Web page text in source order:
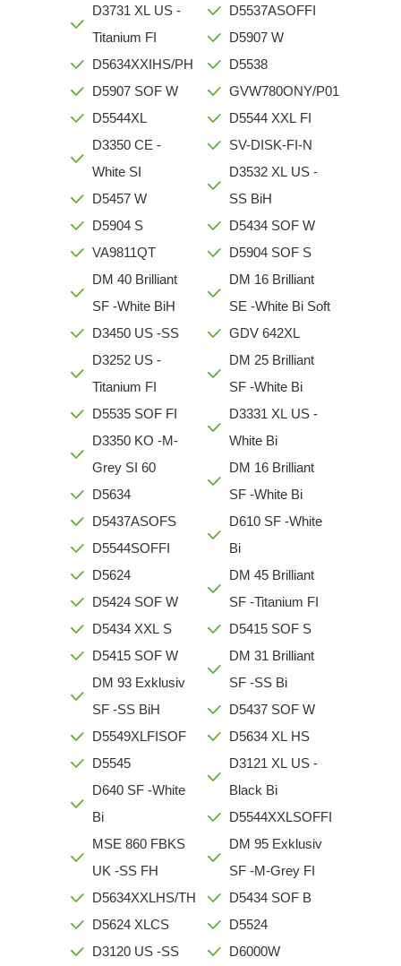
D3731 XL US -
Titanium FI
D5634XXIHS/PH
D5907 SOF W
D5544XL
D3350 CE -
White SI
D5457 W
D5904 S
VA9811QT
DM 40 Brilliant
SF -White BiH
D3450 US -SS
D3252 US -
Titanium FI
D5535 SOF FI
D3350 KO -M-
Grey SI 60
D5634
D5437ASOFS
D5544SOFFI
D5624
D5424 SOF W
D5434 XXL S
D5415 SOF W
DM 93 Exklusiv
SF -SS BiH
D5549XLFISOF
D5545
D640 SF -White
Bi
MSE 860 FBKS
UK -SS FH
D5634XXLHS/TH
D5624 XLCS
D3120 US -SS
D5537ASOFFI
D5907 W
D5538
GVW780ONY/P01
D5544 XXL FI
SV-DISK-FI-N
D3532 XL US -
SS BiH
D5434 SOF W
D5904 SOF S
DM 16 Brilliant
SE -White Bi Soft
GDV 642XL
DM 25 Brilliant
SF -White Bi
D3331 XL US -
White Bi
DM 16 Brilliant
SF -White Bi
D610 SF -White
Bi
DM 45 Brilliant
SF -Titanium FI
D5415 SOF S
DM 31 Brilliant
SF -SS Bi
D5437 SOF W
D5634 XL HS
D3121 XL US -
Black Bi
D5544XXLSOFFI
DM 95 Exklusiv
SF -M-Grey FI
D5434 SOF B
D5524
D6000W